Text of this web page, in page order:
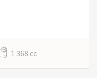
1 368 cc